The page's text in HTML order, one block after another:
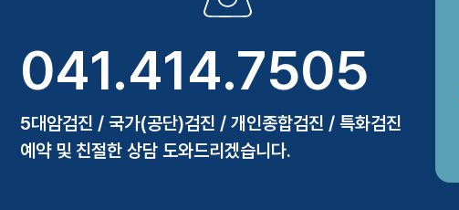
041.414.7505
5대암검진 / 국가(공단)검진 / 개인종합검진 / 특화검진
예약 및 친절한 상담 도와드리겠습니다.